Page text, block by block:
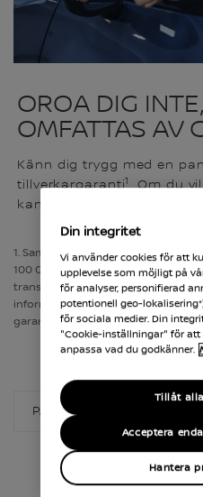
OROA DIG
OMFATTAS AV
Känn dig trygg med en
tillverkargaranti1. Om du
kan du köpa till en
1. Samtliga Nissan personbilar
100 000 km - beroende på vilket
transportbilar omfattas av en
information, kontakta din Nissan-
garantihäfte.
PASSENGER CARS
Din integritet
Vi använder cookies för att
upplevelse som möjligt på
för analyser, personifierad
potentionell geo-
för sociala medier. Din
"Cookie-inställningar" för
anpassa vad du godkänner.
Hantera
Acceptera
Tillåt